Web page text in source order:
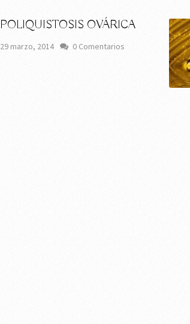
POLIQUISTOSIS OVÁRICA
29 marzo, 2014 0 Comentarios